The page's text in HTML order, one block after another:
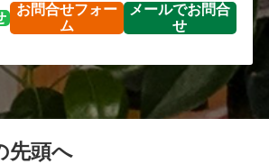
お問合せフォー
ム
メールでお問合
せ
先頭へ